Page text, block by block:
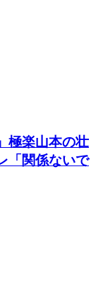
極楽山本の壮
「関係ないで